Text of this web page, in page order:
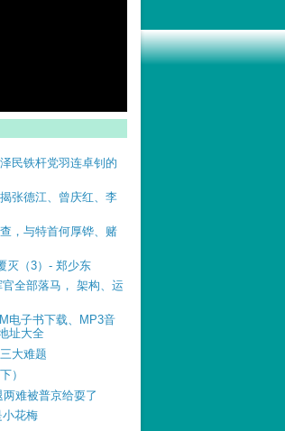
民铁杆党羽连卓钊的
张德江、曾庆红、李
，与特首何厚铧、赌
灭（3）- 郑少东
官全部落马， 架构、运
电子书下载、MP3音
址大全
大难题
）
难被普京给耍了
小花梅